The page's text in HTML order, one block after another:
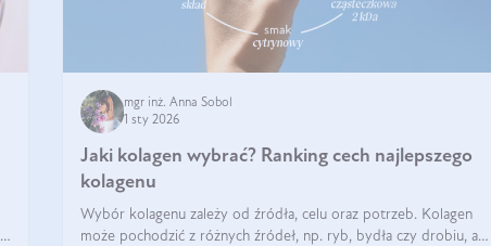
mgr inż. Anna Sobol
1 sty 2026
Jaki kolagen wybrać? Ranking cech najlepszego
kolagenu
Wybór kolagenu zależy od źródła, celu oraz potrzeb. Kolagen
może pochodzić z różnych źródeł, np. ryb, bydła czy drobiu, a